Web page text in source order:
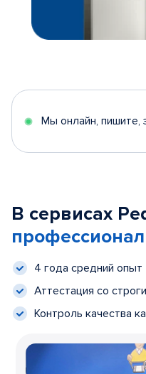
Мы онлайн, пишите,
В сервисах
4 года средний опыт
Аттестация со
Контроль качества